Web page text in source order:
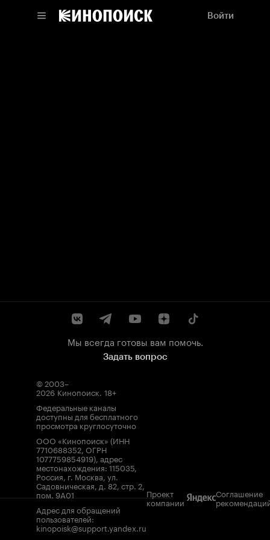
Войти
Мы всегда готовы вам помочь.
Задать вопрос
© 2003–
2026 Кинопоиск. 18+
Федеральные каналы
доступны для бесплатного
просмотра круглосуточно
ООО «Кинопоиск» (ИНН
7710688352, ОГРН
1077759854919), адрес
местонахождения: 115035,
Россия, г. Москва, ул.
Садовническая, д. 82, стр. 2,
пом. 9А01
Адрес для обращений
пользователей:
kinopoisk@support.yandex.ru
Проект
компании
Соглашение